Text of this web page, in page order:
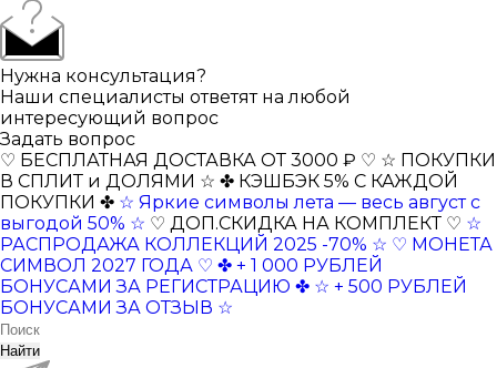
Нужна консультация?
Наши специалисты ответят на любой
интересующий вопрос
Задать вопрос
♡ БЕСПЛАТНАЯ ДОСТАВКА ОТ 3000 ₽ ♡ ☆ ПОКУПКИ
В СПЛИТ и ДОЛЯМИ ☆ ✤ КЭШБЭК 5% С КАЖДОЙ
ПОКУПКИ ✤ ☆ Яркие символы лета — весь август с
выгодой 50% ☆ ♡ ДОП.СКИДКА НА КОМПЛЕКТ ♡ ☆
РАСПРОДАЖА КОЛЛЕКЦИЙ 2025 -70% ☆ ♡ МОНЕТА
СИМВОЛ 2027 ГОДА ♡ ✤ + 1 000 РУБЛЕЙ
БОНУСАМИ ЗА РЕГИСТРАЦИЮ ✤ ☆ + 500 РУБЛЕЙ
БОНУСАМИ ЗА ОТЗЫВ ☆
Найти